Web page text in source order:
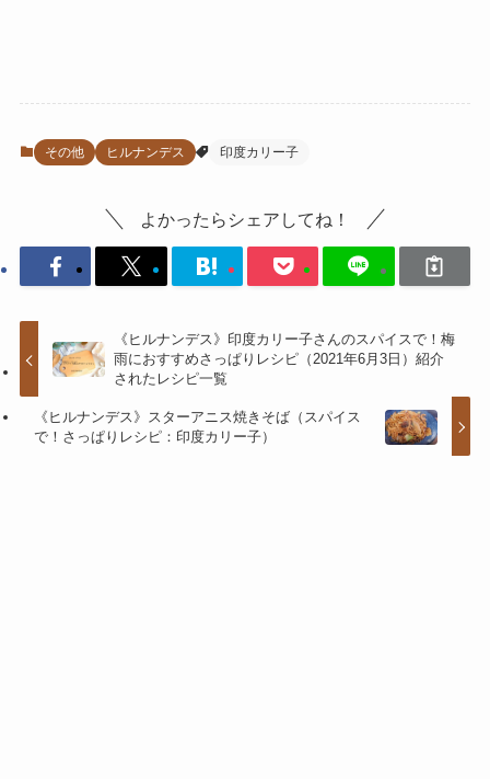
その他 ヒルナンデス 印度カリー子
よかったらシェアしてね！
《ヒルナンデス》印度カリー子さんのスパイスで！梅
雨におすすめさっぱりレシピ（2021年6月3日）紹介
されたレシピ一覧
《ヒルナンデス》スターアニス焼きそば（スパイス
で！さっぱりレシピ：印度カリー子）